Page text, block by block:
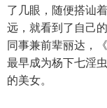
了几眼，随便搭讪
远，就看到了自己的
同事兼前辈丽达，
最早成为杨下七淫虫
的美女。